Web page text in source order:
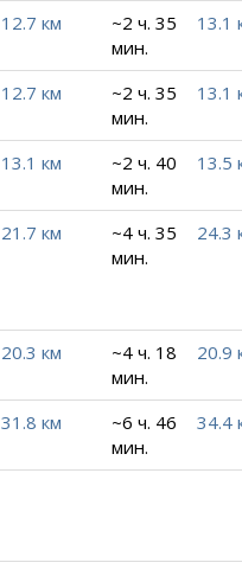
12.7 км
~2 ч. 35
мин.
13.1
12.7 км
~2 ч. 35
мин.
13.1
13.1 км
~2 ч. 40
мин.
13.5
21.7 км
~4 ч. 35
мин.
24.3
20.3 км
~4 ч. 18
мин.
20.9
31.8 км
~6 ч. 46
мин.
34.4